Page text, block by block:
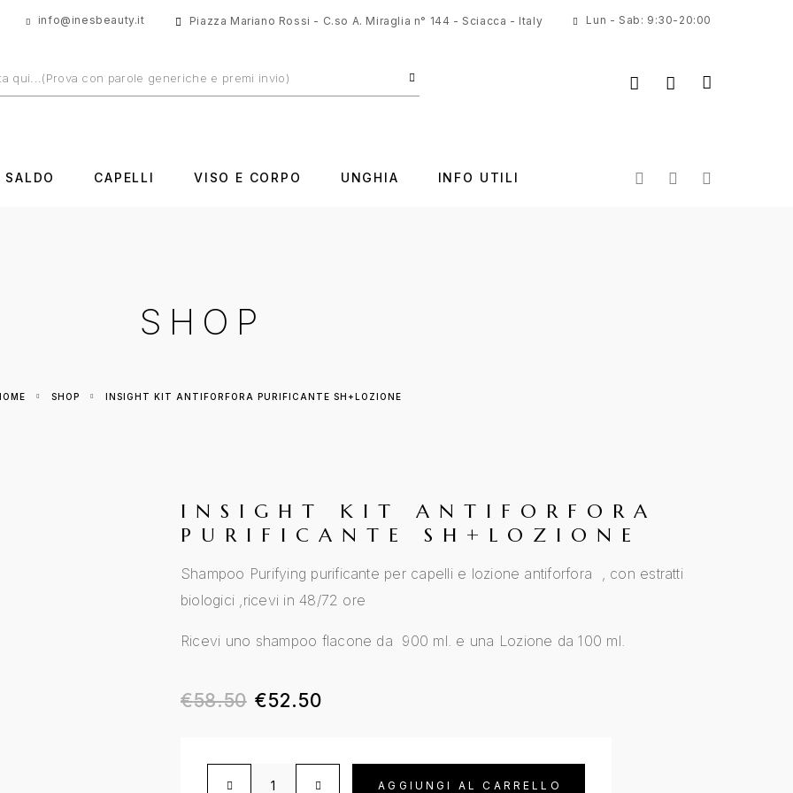
info@inesbeauty.it Piazza Mariano Rossi - C.so A. Miraglia n° 144 - Sciacca - Italy Lun - Sab: 9:30-20:00
CAPELLI VISO E CORPO UNGHIA INFO UTILI
SHOP
HOME SHOP INSIGHT KIT ANTIFORFORA PURIFICANTE SH+LOZIONE
INSIGHT KIT ANTIFORFORA
PURIFICANTE SH+LOZIONE
Shampoo Purifying purificante per capelli e lozione antiforfora , con estratti
biologici ,ricevi in 48/72 ore
Ricevi uno shampoo flacone da 900 ml. e una Lozione da 100 ml.
€58.50 €52.50
AGGIUNGI AL CARRELLO